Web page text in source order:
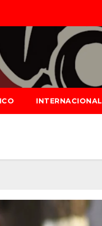
INTERNACIONAL